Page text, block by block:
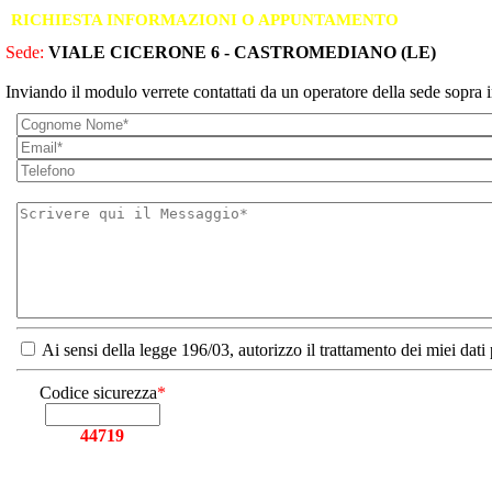
RICHIESTA INFORMAZIONI O APPUNTAMENTO
Sede: VIALE CICERONE 6 - CASTROMEDIANO (LE)
Inviando il modulo verrete contattati da un operatore della sede sopra
Ai sensi della legge 196/03, autorizzo il trattamento dei miei
Codice sicurezza*
44719